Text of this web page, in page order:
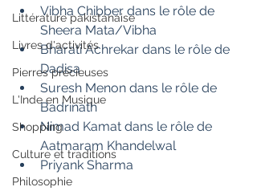
Littérature pakistanaise
Livres d'activités
Pierres précieuses
L'Inde en Musique
Shopping
Culture et traditions
Philosophie
Vibha Chibber dans le rôle de
Sheera Mata/Vibha
Bharati Achrekar dans le rôle de
Dadisa
Suresh Menon dans le rôle de
Badrinath
Nimad Kamat dans le rôle de
Aatmaram Khandelwal
Priyank Sharma